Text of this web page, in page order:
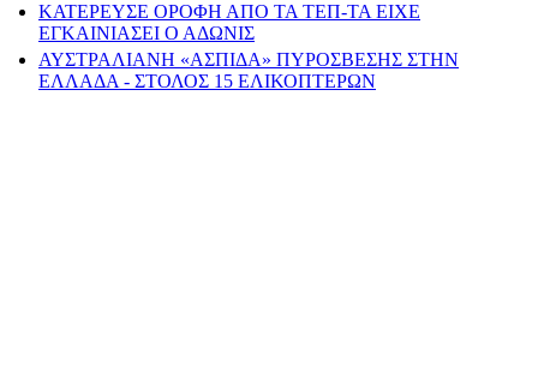
ΚΑΤΕΡΕΥΣΕ ΟΡΟΦΗ ΑΠΟ ΤΑ ΤΕΠ-ΤΑ ΕΙΧΕ
ΕΓΚΑΙΝΙΑΣΕΙ Ο ΑΔΩΝΙΣ
ΑΥΣΤΡΑΛΙΑΝΗ «ΑΣΠΙΔΑ» ΠΥΡΟΣΒΕΣΗΣ ΣΤΗΝ
ΕΛΛΑΔΑ - ΣΤΟΛΟΣ 15 ΕΛΙΚΟΠΤΕΡΩΝ